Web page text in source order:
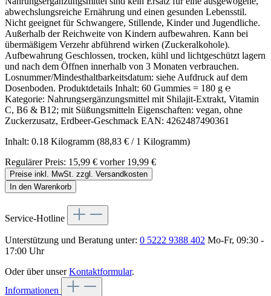
abwechslungsreiche Ernährung und einen gesunden Lebensstil.
Nicht geeignet für Schwangere, Stillende, Kinder und Jugendliche.
Außerhalb der Reichweite von Kindern aufbewahren. Kann bei
übermäßigem Verzehr abführend wirken (Zuckeralkohole).
Aufbewahrung Geschlossen, trocken, kühl und lichtgeschützt lagern
und nach dem Öffnen innerhalb von 3 Monaten verbrauchen.
Losnummer/Mindesthaltbarkeitsdatum: siehe Aufdruck auf dem
Dosenboden. Produktdetails Inhalt: 60 Gummies = 180 g ℮
Kategorie: Nahrungsergänzungsmittel mit Shilajit‑Extrakt, Vitamin
C, B6 & B12; mit Süßungsmitteln Eigenschaften: vegan, ohne
Zuckerzusatz, Erdbeer‑Geschmack EAN: 4262487490361
Inhalt: 0.18 Kilogramm (88,83 € / 1 Kilogramm)
Regulärer Preis: 15,99 € vorher 19,99 €
Preise inkl. MwSt. zzgl. Versandkosten
In den Warenkorb
Service-Hotline
Unterstützung und Beratung unter: 0 5222 9388 402 Mo-Fr, 09:30 -
17:00 Uhr
Oder über unserKontaktformular.
Informationen